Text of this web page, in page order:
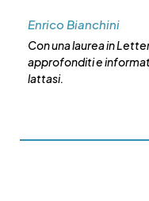
Enrico Bianchini
Con una laurea in
approfonditi e
lattasi.